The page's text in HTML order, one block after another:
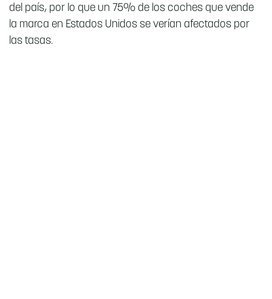
del país, por lo que un 75% de los coches que vende
la marca en Estados Unidos se verían afectados por
las tasas.